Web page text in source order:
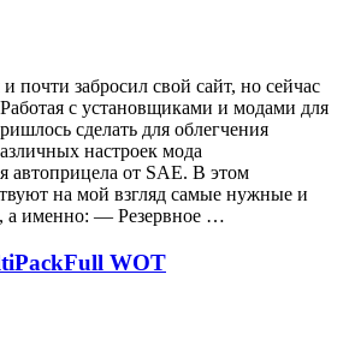
почти забросил свой сайт, но сейчас
с установщиками и модами для
сделать для облегчения
настроек мода
автоприцела от SAE. В этом
на мой взгляд самые нужные и
а именно: — Резервное …
WOT